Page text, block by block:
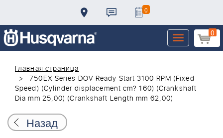
0
0
Toggle
navigation
Главная страница
750EX Series DOV Ready Start 3100 RPM (Fixed
Speed) (Cylinder displacement cm? 160) (Crankshaft
Dia mm 25,00) (Crankshaft Length mm 62,00)
Назад